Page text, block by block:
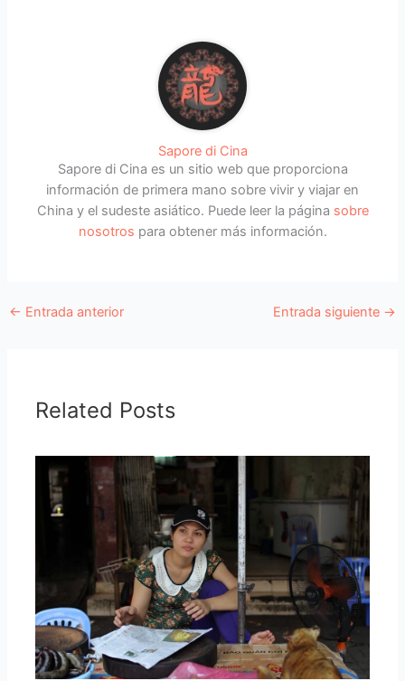
Sapore di Cina
Sapore di Cina es un sitio web que proporciona
información de primera mano sobre vivir y viajar en
China y el sudeste asiático. Puede leer la página sobre
nosotros para obtener más información.
← Entrada anterior Entrada siguiente →
Related Posts